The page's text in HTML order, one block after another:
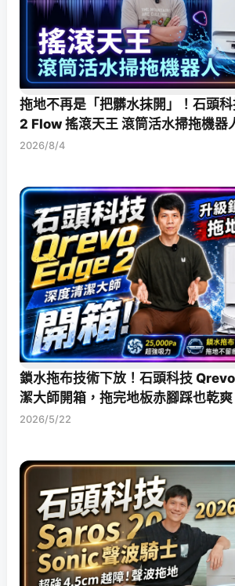
拖地不再是「把髒水抹開」！石頭
2 Flow 搖滾天王 滾筒活水掃拖機器
2026/8/4
鎖水拖布技術下放！石頭科技
潔大師開箱，拖完地板赤腳踩也乾爽
2026/5/22